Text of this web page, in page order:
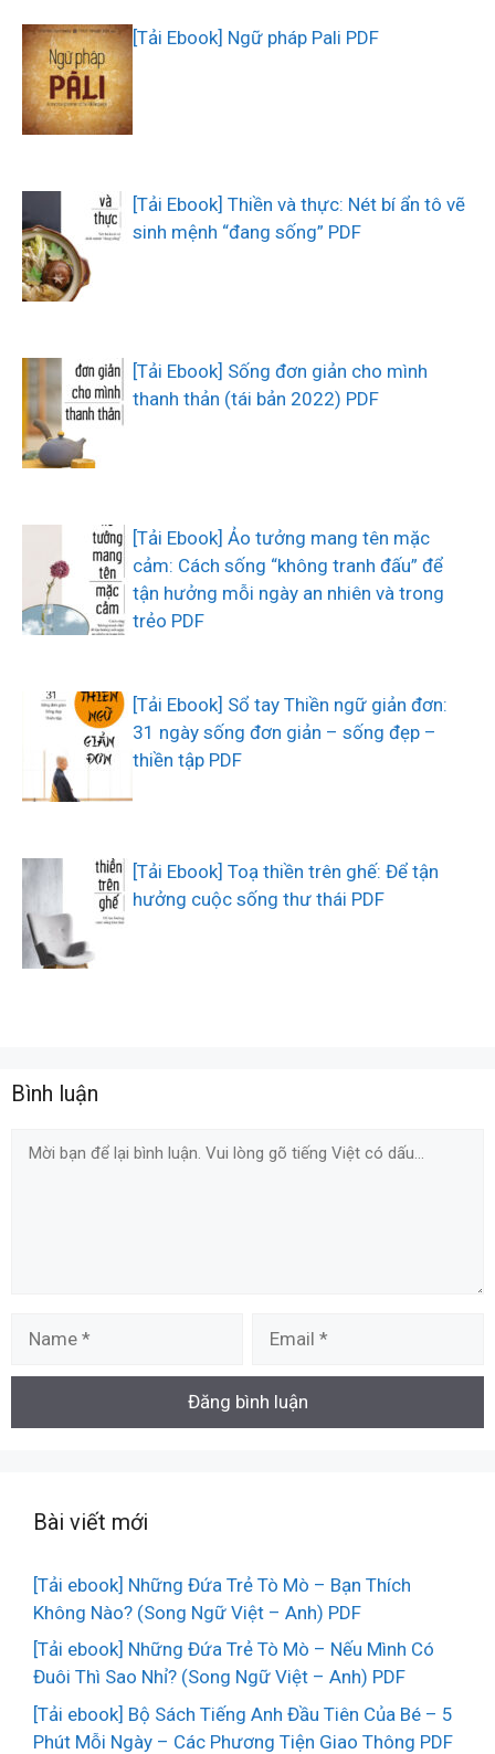
[Tải Ebook] Ngữ pháp Pali PDF
[Tải Ebook] Thiền và thực: Nét bí ẩn tô vẽ
sinh mệnh “đang sống” PDF
[Tải Ebook] Sống đơn giản cho mình
thanh thản (tái bản 2022) PDF
[Tải Ebook] Ảo tưởng mang tên mặc
cảm: Cách sống “không tranh đấu” để
tận hưởng mỗi ngày an nhiên và trong
trẻo PDF
[Tải Ebook] Sổ tay Thiền ngữ giản đơn:
31 ngày sống đơn giản – sống đẹp –
thiền tập PDF
[Tải Ebook] Toạ thiền trên ghế: Để tận
hưởng cuộc sống thư thái PDF
Bình luận
Comment
Bài viết mới
[Tải ebook] Những Đứa Trẻ Tò Mò – Bạn Thích
Không Nào? (Song Ngữ Việt – Anh) PDF
[Tải ebook] Những Đứa Trẻ Tò Mò – Nếu Mình Có
Đuôi Thì Sao Nhỉ? (Song Ngữ Việt – Anh) PDF
[Tải ebook] Bộ Sách Tiếng Anh Đầu Tiên Của Bé – 5
Phút Mỗi Ngày – Các Phương Tiện Giao Thông PDF